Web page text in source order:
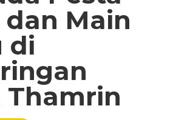
dan Main
di
Thamrin